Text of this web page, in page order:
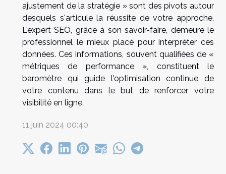
ajustement de la stratégie » sont des pivots autour
desquels s'articule la réussite de votre approche.
L'expert SEO, grâce à son savoir-faire, demeure le
professionnel le mieux placé pour interpréter ces
données. Ces informations, souvent qualifiées de «
métriques de performance », constituent le
baromètre qui guide l'optimisation continue de
votre contenu dans le but de renforcer votre
visibilité en ligne.
11 juin 2024 00:40